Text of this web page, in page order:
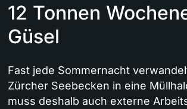
12 Tonnen
Güsel
Fast jede Sommernacht
Zürcher Seebecken in eine
muss deshalb auch externe